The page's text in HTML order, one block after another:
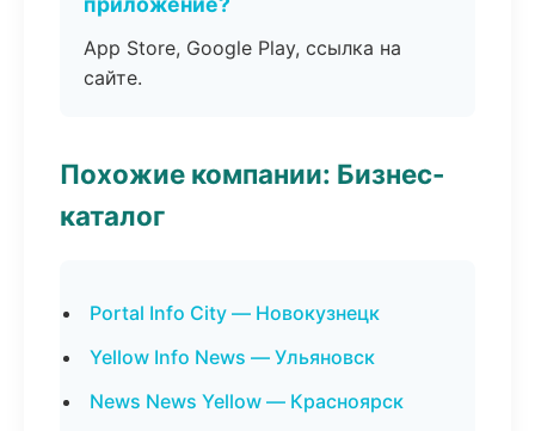
App Store, Google Play, ссылка на
сайте.
Похожие компании: Бизнес-
каталог
Portal Info City — Новокузнецк
Yellow Info News — Ульяновск
News News Yellow — Красноярск